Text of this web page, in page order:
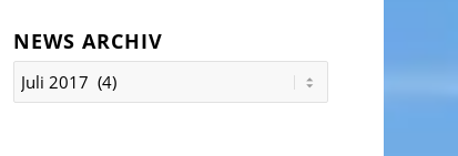
NEWS ARCHIV